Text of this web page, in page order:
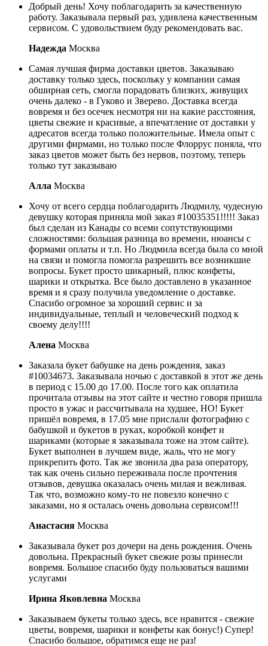
Добрый день! Хочу поблагодарить за качественную
работу. Заказывала первый раз, удивлена качественным
сервисом. С удовольствием буду рекомендовать вас.
Надежда Москва
Самая лучшая фирма доставки цветов. Заказываю
доставку только здесь, поскольку у компании самая
обширная сеть, смогла порадовать близких, живущих
очень далеко - в Гуково и Зверево. Доставка всегда
вовремя и без осечек несмотря ни на какие расстояния,
цветы свежие и красивые, а впечатление от доставки у
адресатов всегда только положительные. Имела опыт с
другими фирмами, но только после Флоррус поняла, что
заказ цветов может быть без нервов, поэтому, теперь
только тут заказываю
Алла Москва
Хочу от всего сердца поблагодарить Людмилу, чудесную
девушку которая приняла мой заказ #10035351!!!!! Заказ
был сделан из Канады со всеми сопутствующими
сложностями: большая разница во времени, нюансы с
формами оплаты и т.п. Но Людмила всегда была со мной
на связи и помогла помогла разрешить все возникшие
вопросы. Букет просто шикарный, плюс конфеты,
шарики и открытка. Все было доставлено в указанное
время и я сразу получила уведомление о доставке.
Спасибо огромное за хороший сервис и за
индивидуальные, теплый и человеческий подход к
своему делу!!!!
Алена Москва
Заказала букет бабушке на день рождения, заказ
#10034673. Заказывала ночью с доставкой в этот же день
в период с 15.00 до 17.00. После того как оплатила
прочитала отзывы на этот сайте и честно говоря пришла
просто в ужас и рассчитывала на худшее, НО! Букет
пришёл вовремя, в 17.05 мне прислали фотографию с
бабушкой и букетов в руках, коробкой конфет и
шариками (которые я заказывала тоже на этом сайте).
Букет выполнен в лучшем виде, жаль, что не могу
прикрепить фото. Так же звонила два раза оператору,
так как очень сильно переживала после прочтения
отзывов, девушка оказалась очень милая и вежливая.
Так что, возможно кому-то не повезло конечно с
заказами, но я осталась очень довольна сервисом!!!
Анастасия Москва
Заказывала букет роз дочери на день рождения. Очень
довольна. Прекрасный букет свежие розы принесли
вовремя. Большое спасибо буду пользоваться вашими
услугами
Ирина Яковлевна Москва
Заказываем букеты только здесь, все нравится - свежие
цветы, вовремя, шарики и конфеты как бонус!) Супер!
Спасибо большое, обратимся еще не раз!